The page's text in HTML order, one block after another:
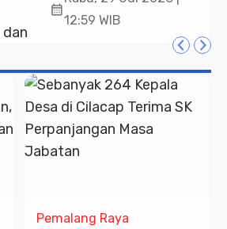
dan Sita Uang
calendar_month
12:59 WIB
Pemalang Raya